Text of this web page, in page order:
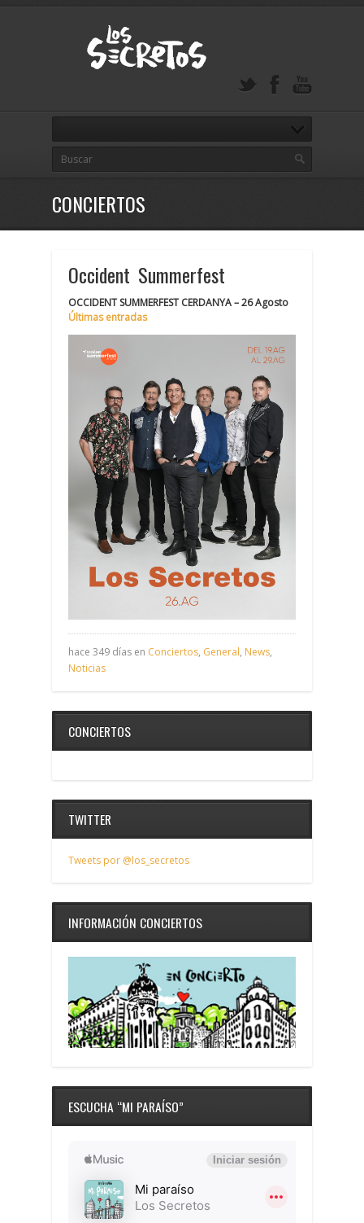
CONCIERTOS
Occident Summerfest
OCCIDENT SUMMERFEST CERDANYA – 26 Agosto
Últimas entradas
hace 349 días en Conciertos, General, News,
Noticias
CONCIERTOS
TWITTER
Tweets por @los_secretos
INFORMACIÓN CONCIERTOS
ESCUCHA “MI PARAÍSO”